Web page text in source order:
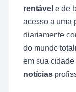
rentável e de
acesso a uma
diariamente
do mundo
em sua
notícias